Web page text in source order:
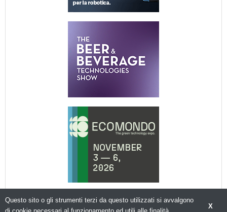
X
Questo sito o gli strumenti terzi da questo utilizzati si avvalgono